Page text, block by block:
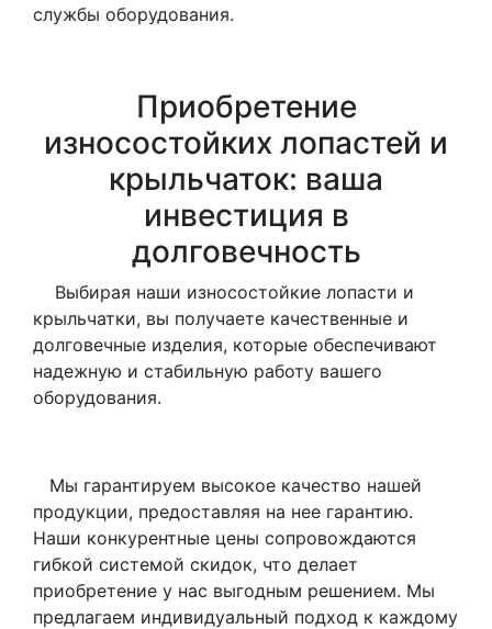
службы оборудования.
Приобретение
износостойких лопастей и
крыльчаток: ваша
инвестиция в
долговечность
Выбирая наши износостойкие лопасти и
крыльчатки, вы получаете качественные и
долговечные изделия, которые обеспечивают
надежную и стабильную работу вашего
оборудования.
Мы гарантируем высокое качество нашей
продукции, предоставляя на нее гарантию.
Наши конкурентные цены сопровождаются
гибкой системой скидок, что делает
приобретение у нас выгодным решением. Мы
предлагаем индивидуальный подход к каждому